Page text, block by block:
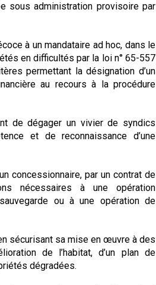
sous administration provisoire par
à un mandataire ad hoc, dans le
en difficultés par la loi n° 65-557
permettant la désignation d’un
au recours à la procédure
de dégager un vivier de syndics
et de reconnaissance d’une
concessionnaire, par un contrat de
nécessaires à une opération
ou à une opération de
sécurisant sa mise en œuvre à des
de l’habitat, d’un plan de
dégradées.